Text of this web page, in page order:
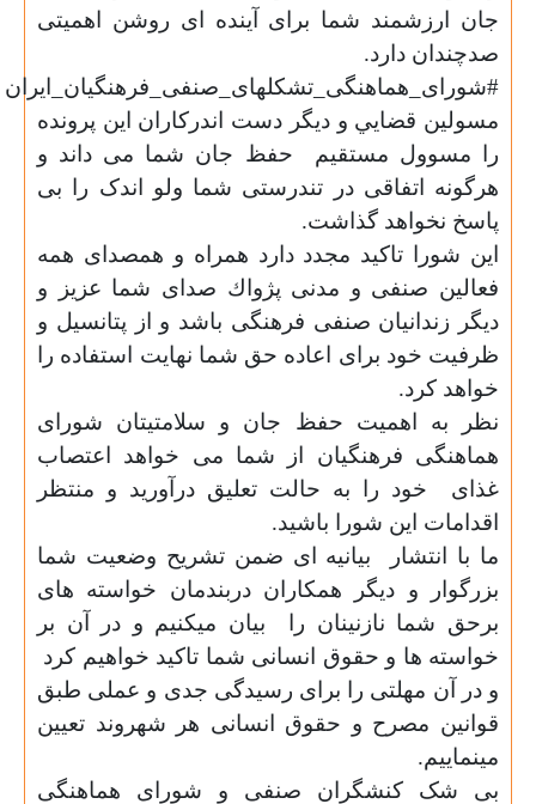
جان ارزشمند شما براى آينده اى روشن اهميتى
صدچندان دارد.
#شورای_هماهنگی_تشکلهای_صنفی_فرهنگیان_ایران
مسولين قضايي و دیگر دست اندركاران این پرونده
را مسوول مستقيم
حفظ جان شما مى داند و
هرگونه اتفاقی در تندرستی شما ولو اندک را بی
پاسخ نخواهد گذاشت.
این شورا تاكيد مجدد دارد همراه و همصداى همه
فعالين صنفى و مدنى پژواك صداى شما عزيز و
دیگر زندانیان صنفی فرهنگی باشد و از پتانسيل و
ظرفیت خود براى اعاده حق شما نهايت استفاده را
خواهد کرد.
نظر به اهميت حفظ جان و سلامتیتان شوراى
هماهنگى فرهنگیان از شما مى خواهد اعتصاب
غذای
خود را به حالت تعليق درآورید و منتظر
اقدامات اين شورا باشيد.
ما با انتشار بیانیه ای ضمن تشریح وضعیت شما
بزرگوار و دیگر همکاران دربندمان خواسته های
برحق شما نازنینان را
بیان میکنیم و در آن بر
خواسته ها و حقوق انسانی شما تاکید خواهیم کرد
و در آن مهلتی را برای رسیدگی جدی و عملی طبق
قوانین مصرح و حقوق انسانی هر شهروند تعیین
مینماییم.
بی شک کنشگران صنفی و شورای هماهنگی